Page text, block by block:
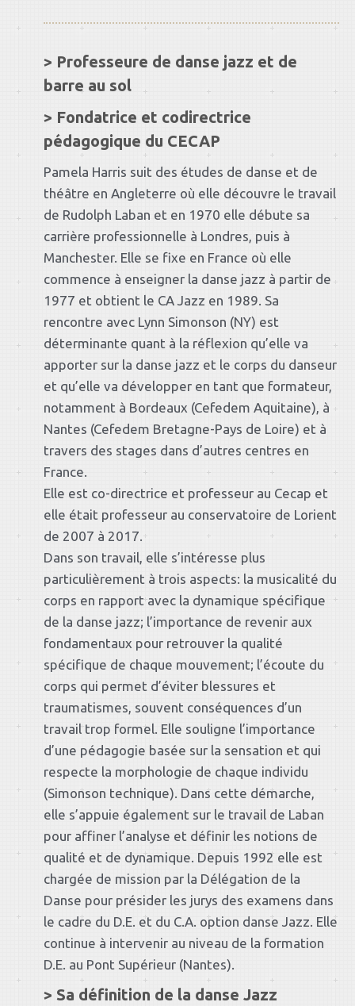
> Professeure de danse jazz et de
barre au sol
> Fondatrice et codirectrice
pédagogique du CECAP
Pamela Harris suit des études de danse et de
théâtre en Angleterre où elle découvre le travail
de Rudolph Laban et en 1970 elle débute sa
carrière professionnelle à Londres, puis à
Manchester. Elle se fixe en France où elle
commence à enseigner la danse jazz à partir de
1977 et obtient le CA Jazz en 1989. Sa
rencontre avec Lynn Simonson (NY) est
déterminante quant à la réflexion qu’elle va
apporter sur la danse jazz et le corps du danseur
et qu’elle va développer en tant que formateur,
notamment à Bordeaux (Cefedem Aquitaine), à
Nantes (Cefedem Bretagne-Pays de Loire) et à
travers des stages dans d’autres centres en
France.
Elle est co-directrice et professeur au Cecap et
elle était professeur au conservatoire de Lorient
de 2007 à 2017.
Dans son travail, elle s’intéresse plus
particulièrement à trois aspects: la musicalité du
corps en rapport avec la dynamique spécifique
de la danse jazz; l’importance de revenir aux
fondamentaux pour retrouver la qualité
spécifique de chaque mouvement; l’écoute du
corps qui permet d’éviter blessures et
traumatismes, souvent conséquences d’un
travail trop formel. Elle souligne l’importance
d’une pédagogie basée sur la sensation et qui
respecte la morphologie de chaque individu
(Simonson technique). Dans cette démarche,
elle s’appuie également sur le travail de Laban
pour affiner l’analyse et définir les notions de
qualité et de dynamique. Depuis 1992 elle est
chargée de mission par la Délégation de la
Danse pour présider les jurys des examens dans
le cadre du D.E. et du C.A. option danse Jazz. Elle
continue à intervenir au niveau de la formation
D.E. au Pont Supérieur (Nantes).
> Sa définition de la danse Jazz